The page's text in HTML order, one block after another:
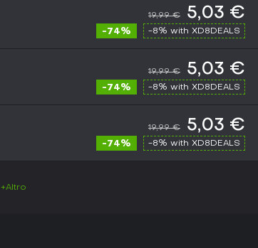
19,99 € 5,03 €
-74% -8% with XD8DEALS
19,99 € 5,03 €
-74% -8% with XD8DEALS
19,99 € 5,03 €
-74% -8% with XD8DEALS
+Altro